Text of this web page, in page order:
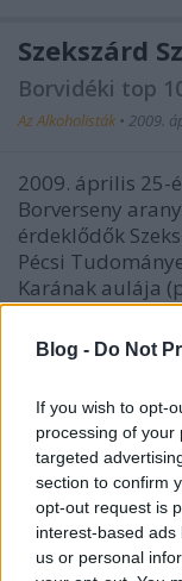
Blog - Do Not
If you wish to opt-
processing of your
targeted
section to confirm
opt-out request is
interest-based
us or personal
Szekszárd
Borvidéki top
Az Alkoholisták • 2009.
2009. április 25-
Borverseny
érdeklődők
Pécsi
Karának aulája
u. 1.) A 2009-es
Alsópolcos
BOB 2009. március 20.
Elöljáróban
márpedig
nemzetközi